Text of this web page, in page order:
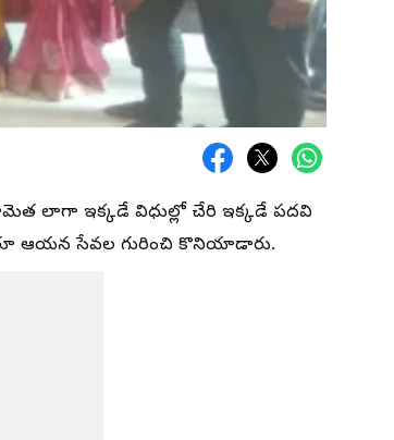
లాగా ఇక్కడే విధుల్లో చేరి ఇక్కడే పదవి
ఆయన సేవల గురించి కొనియాడారు.